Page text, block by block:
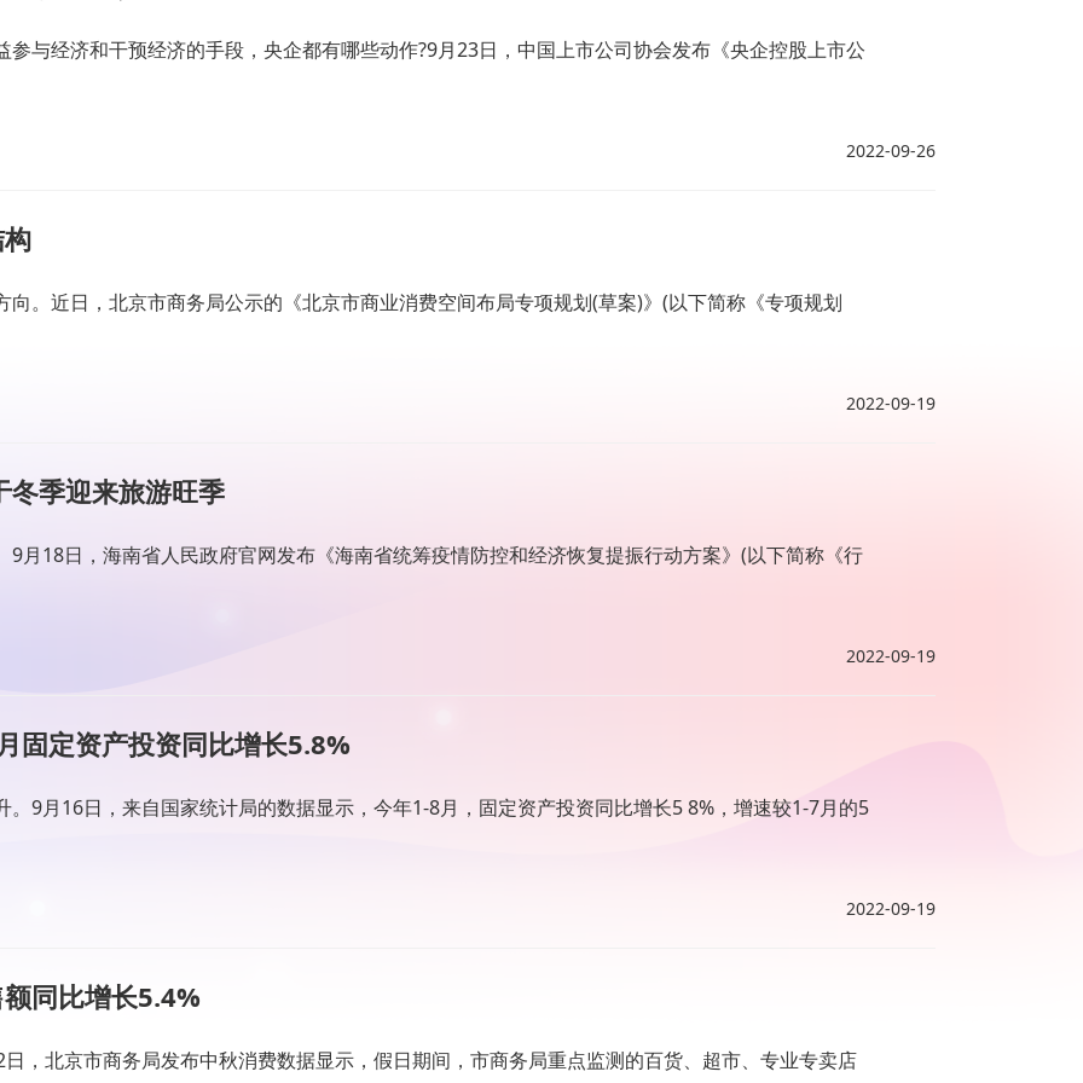
与经济和干预经济的手段，央企都有哪些动作?9月23日，中国上市公司协会发布《央企控股上市公
2022-09-26
。近日，北京市商务局公示的《北京市商业消费空间布局专项规划(草案)》(以下简称《专项规划
2022-09-19
冬季迎来旅游旺季
月18日，海南省人民政府官网发布《海南省统筹疫情防控和经济恢复提振行动方案》(以下简称《行
2022-09-19
固定资产投资同比增长5.8%
9月16日，来自国家统计局的数据显示，今年1-8月，固定资产投资同比增长5 8%，增速较1-7月的5
2022-09-19
同比增长5.4%
，北京市商务局发布中秋消费数据显示，假日期间，市商务局重点监测的百货、超市、专业专卖店